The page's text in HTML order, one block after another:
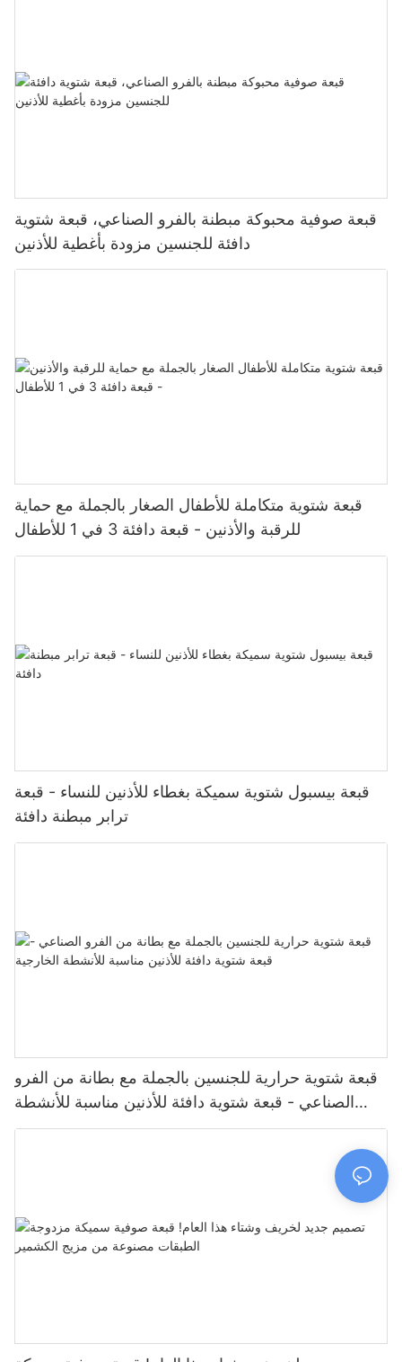
قبعة صوفية محبوكة مبطنة بالفرو الصناعي، قبعة شتوية
دافئة للجنسين مزودة بأغطية للأذنين
قبعة شتوية متكاملة للأطفال الصغار بالجملة مع حماية
للرقبة والأذنين - قبعة دافئة 3 في 1 للأطفال
قبعة بيسبول شتوية سميكة بغطاء للأذنين للنساء - قبعة
ترابر مبطنة دافئة
قبعة شتوية حرارية للجنسين بالجملة مع بطانة من الفرو
الصناعي - قبعة شتوية دافئة للأذنين مناسبة للأنشطة
الخارجية